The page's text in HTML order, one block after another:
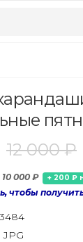
12 000 ₽
000 ₽ + 200 ₽
чтобы
JPG